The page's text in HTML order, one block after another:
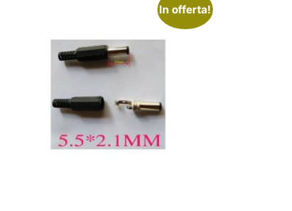
In offerta!